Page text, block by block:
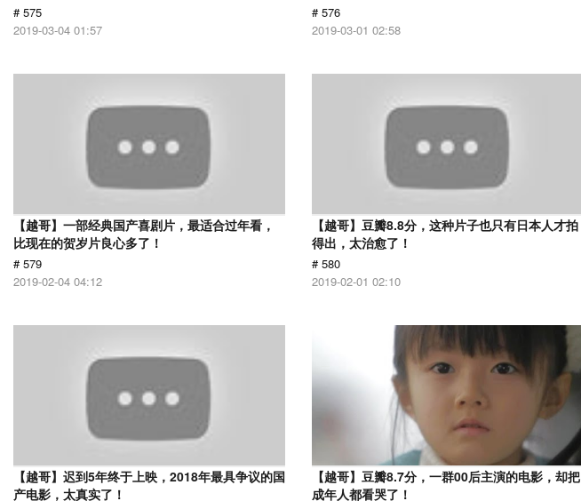
# 575
2019-03-04 01:57
# 576
2019-03-01 02:58
【越哥】一部经典国产喜剧片，最适合过年看，
比现在的贺岁片良心多了！
# 579
2019-02-04 04:12
【越哥】豆瓣8.8分，这种片子也只有日本人才拍
得出，太治愈了！
# 580
2019-02-01 02:10
【越哥】迟到5年终于上映，2018年最具争议的国
产电影，太真实了！
【越哥】豆瓣8.7分，一群00后主演的电影，却把
成年人都看哭了！